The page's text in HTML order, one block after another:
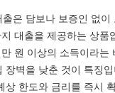
은 담보나 보증인 없이
대출을 제공하는 상품
원 이상의 소득이라는
장벽을 낮춘 것이 특징
상 한도와 금리를 즉시